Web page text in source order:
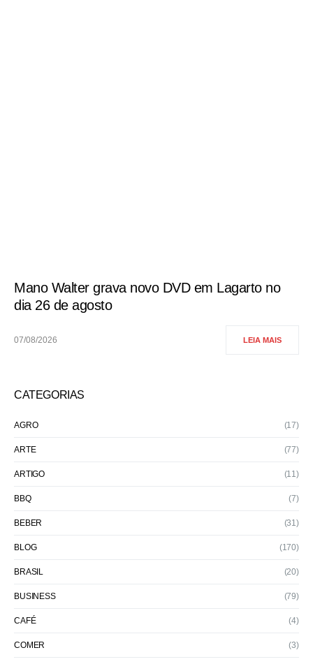
Mano Walter grava novo DVD em Lagarto no
dia 26 de agosto
07/08/2026 LEIA MAIS
CATEGORIAS
AGRO (17)
ARTE (77)
ARTIGO (11)
BBQ (7)
BEBER (31)
BLOG (170)
BRASIL (20)
BUSINESS (79)
CAFÉ (4)
COMER (3)